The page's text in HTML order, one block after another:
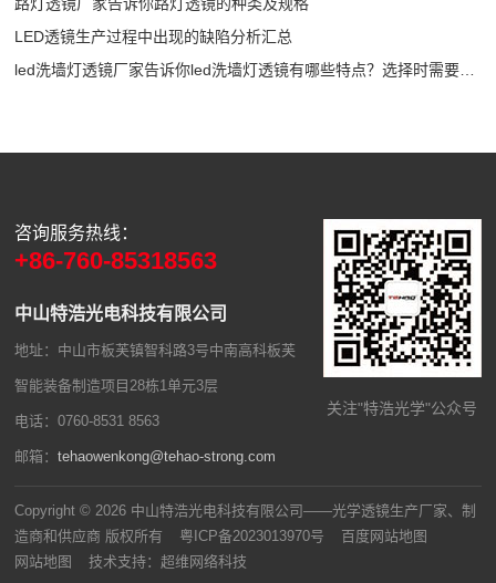
LED透镜生产过程中出现的缺陷分析汇总
led洗墙灯透镜厂家告诉你led洗墙灯透镜有哪些特点？选择时需要注
咨询服务热线：
+86-760-85318563
中山特浩光电科技有限公司
地址：中山市板芙镇智科路3号中南高科板芙
智能装备制造项目28栋1单元3层
电话：0760-8531 8563
邮箱：tehaowenkong@tehao-strong.com
关注"特浩光学"公众号
Copyright © 2026 中山特浩光电科技有限公司——光学透镜生产厂家、制
造商和供应商 版权所有
粤ICP备2023013970号
百度网站地图
网站地图
技术支持：超维网络科技